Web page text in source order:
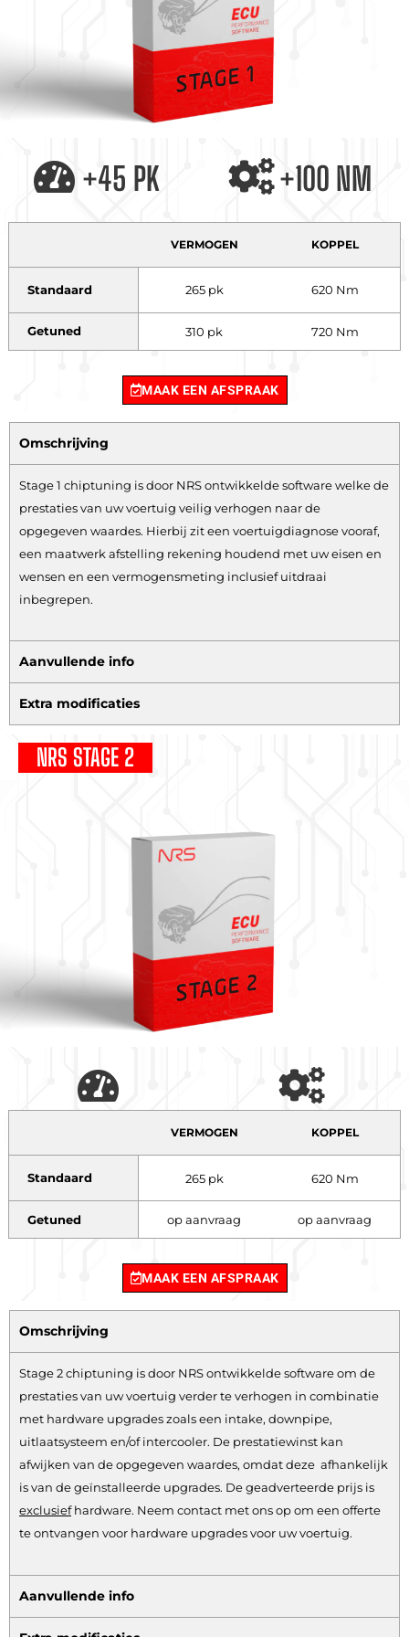
+45 PK +100 NM
VERMOGEN KOPPEL
Standaard 265 pk 620 Nm
Getuned 310 pk 720 Nm
MAAK EEN AFSPRAAK
Omschrijving
Stage 1 chiptuning is door NRS ontwikkelde software welke de
prestaties van uw voertuig veilig verhogen naar de
opgegeven waardes. Hierbij zit een voertuigdiagnose vooraf,
een maatwerk afstelling rekening houdend met uw eisen en
wensen en een vermogensmeting inclusief uitdraai
inbegrepen.
Aanvullende info
Extra modificaties
NRS STAGE 2
VERMOGEN KOPPEL
Standaard 265 pk 620 Nm
Getuned op aanvraag op aanvraag
MAAK EEN AFSPRAAK
Omschrijving
Stage 2 chiptuning is door NRS ontwikkelde software om de
prestaties van uw voertuig verder te verhogen in combinatie
met hardware upgrades zoals een intake, downpipe,
uitlaatsysteem en/of intercooler. De prestatiewinst kan
afwijken van de opgegeven waardes, omdat deze afhankelijk
is van de geïnstalleerde upgrades. De geadverteerde prijs is
exclusiefhardware. Neem contact met ons op om een offerte
te ontvangen voor hardware upgrades voor uw voertuig.
Aanvullende info